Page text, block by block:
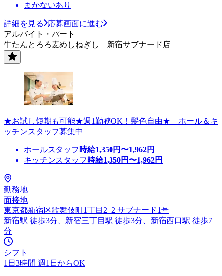
まかないあり
詳細を見る
応募画面に進む
アルバイト・パート
牛たんとろろ麦めしねぎし 新宿サブナード店
★お試し短期も可能★週1勤務OK！髪色自由★ ホール＆キ
ッチンスタッフ募集中
ホールスタッフ 時給1,350円〜1,962円
キッチンスタッフ 時給1,350円〜1,962円
勤務地
面接地
東京都新宿区歌舞伎町1丁目2−2 サブナード1号
新宿駅 徒歩3分、新宿三丁目駅 徒歩3分、新宿西口駅 徒歩7
分
シフト
1日3時間 週1日からOK